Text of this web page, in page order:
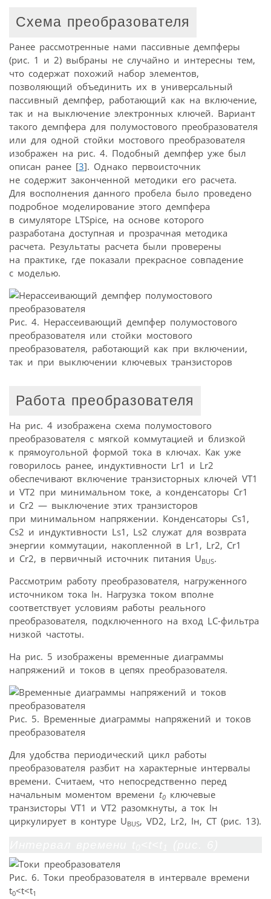
Схема преобразователя
Ранее рассмотренные нами пассивные демпферы
(рис. 1 и 2) выбраны не случайно и интересны тем,
что содержат похожий набор элементов,
позволяющий объединить их в универсальный
пассивный демпфер, работающий как на включение,
так и на выключение электронных ключей. Вариант
такого демпфера для полумостового преобразователя
или для одной стойки мостового преобразователя
изображен на рис. 4. Подобный демпфер уже был
описан ранее [3]. Однако первоисточник
не содержит законченной методики его расчета.
Для восполнения данного пробела было проведено
подробное моделирование этого демпфера
в симуляторе LTSpice, на основе которого
разработана доступная и прозрачная методика
расчета. Результаты расчета были проверены
на практике, где показали прекрасное совпадение
с моделью.
Рис. 4. Нерассеивающий демпфер полумостового
преобразователя или стойки мостового
преобразователя, работающий как при включении,
так и при выключении ключевых транзисторов
Работа преобразователя
На рис. 4 изображена схема полумостового
преобразователя с мягкой коммутацией и близкой
к прямоугольной формой тока в ключах. Как уже
говорилось ранее, индуктивности Lr1 и Lr2
обеспечивают включение транзисторных ключей VT1
и VT2 при минимальном токе, а конденсаторы Cr1
и Cr2 — выключение этих транзисторов
при минимальном напряжении. Конденсаторы Cs1,
Cs2 и индуктивности Ls1, Ls2 служат для возврата
энергии коммутации, накопленной в Lr1, Lr2, Cr1
и Cr2, в первичный источник питания UBUS.
Рассмотрим работу преобразователя, нагруженного
источником тока Iн. Нагрузка током вполне
соответствует условиям работы реального
преобразователя, подключенного на вход LC-фильтра
низкой частоты.
На рис. 5 изображены временные диаграммы
напряжений и токов в цепях преобразователя.
Рис. 5. Временные диаграммы напряжений и токов
преобразователя
Для удобства периодический цикл работы
преобразователя разбит на характерные интервалы
времени. Cчитаем, что непосредственно перед
начальным моментом времени t0 ключевые
транзисторы VT1 и VT2 разомкнуты, а ток Iн
циркулирует в контуре UBUS, VD2, Lr2, Iн, СТ (рис. 13).
Рис. 6. Токи преобразователя в интервале времени
t0<t<t1